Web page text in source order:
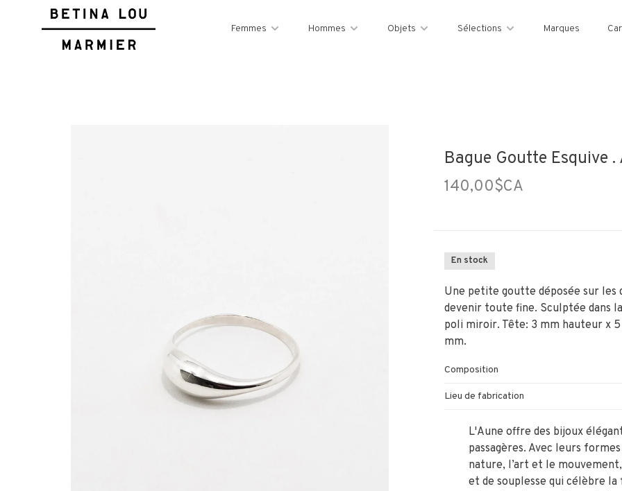
Femmes Hommes Objets Sélections Marques
Bague Goutte Esquive
140,00$CA
En stock
Une petite goutte déposée sur les
devenir toute fine. Sculptée dans
poli miroir. Tête: 3 mm hauteur x
mm.
Composition
Lieu de fabrication
L'Aune offre des bijoux
passagères. Avec leurs
nature, l’art et le
et de souplesse qui célèbre